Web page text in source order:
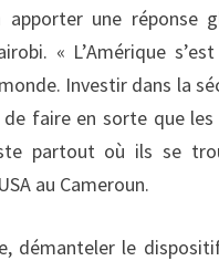
une réponse
« L’Amérique
Investir dans la
faire en sorte que
partout où ils se
au Cameroun.
démanteler le